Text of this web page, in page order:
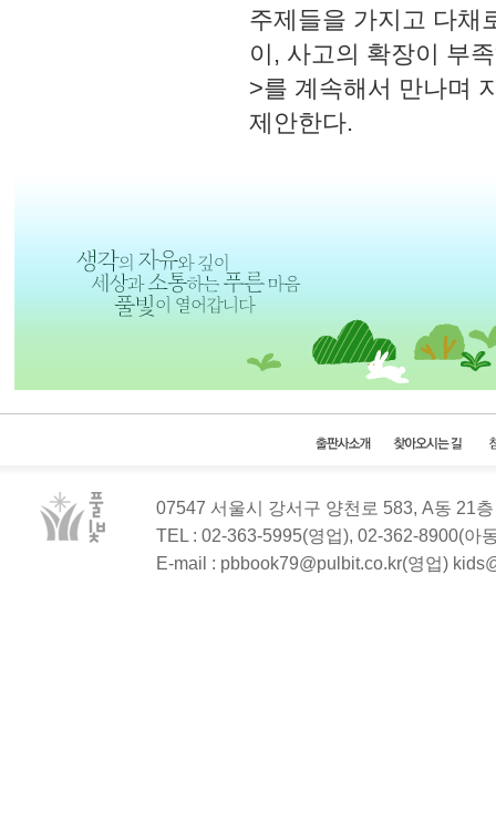
주제들을 가지고 다채
이, 사고의 확장이 부
>를 계속해서 만나며
제안한다.
07547 서울시 강서구 양천로 583, A동 21
TEL : 02-363-5995(영업), 02-362-8900(아
E-mail : pbbook79@pulbit.co.kr(영업)